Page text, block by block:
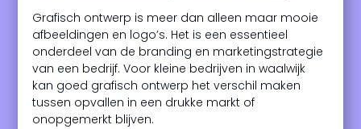
Grafisch ontwerp is meer dan alleen maar mooie
afbeeldingen en logo’s. Het is een essentieel
onderdeel van de branding en marketingstrategie
van een bedrijf. Voor kleine bedrijven in waalwijk
kan goed grafisch ontwerp het verschil maken
tussen opvallen in een drukke markt of
onopgemerkt blijven.